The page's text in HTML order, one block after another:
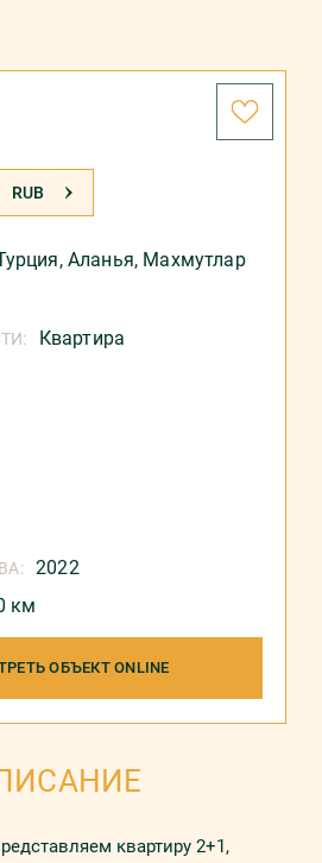
RUB
, Аланья, Махмутлар
Квартира
2022
км
ОБЪЕКТ ONLINE
квартиру 2+1,